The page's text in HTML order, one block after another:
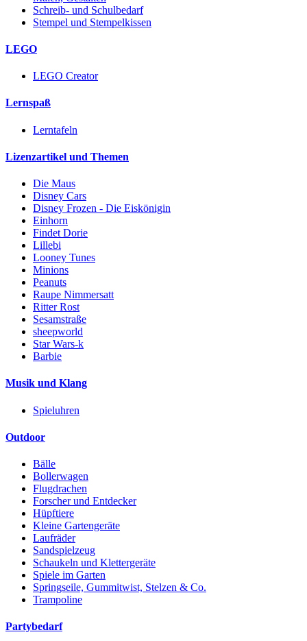
Schreib- und Schulbedarf
Stempel und Stempelkissen
LEGO
LEGO Creator
Lernspaß
Lerntafeln
Lizenzartikel und Themen
Die Maus
Disney Cars
Disney Frozen - Die Eiskönigin
Einhorn
Findet Dorie
Lillebi
Looney Tunes
Minions
Peanuts
Raupe Nimmersatt
Ritter Rost
Sesamstraße
sheepworld
Star Wars-k
Barbie
Musik und Klang
Spieluhren
Outdoor
Bälle
Bollerwagen
Flugdrachen
Forscher und Entdecker
Hüpftiere
Kleine Gartengeräte
Laufräder
Sandspielzeug
Schaukeln und Klettergeräte
Spiele im Garten
Springseile, Gummitwist, Stelzen & Co.
Trampoline
Partybedarf